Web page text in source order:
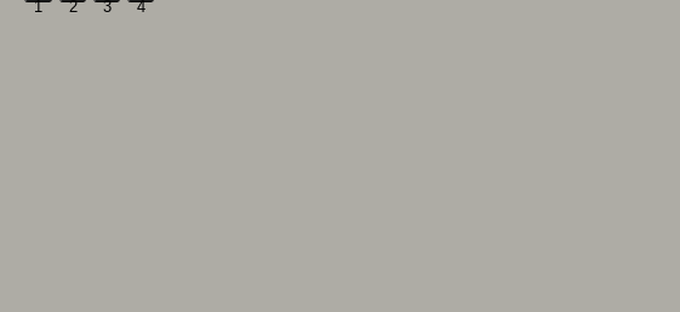
1 2 3 4